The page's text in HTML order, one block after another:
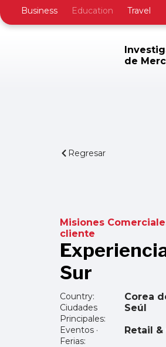
Business Education Travel
de
Regresar
Misiones
cliente
Sur
Country: Corea
Ciudades
Principales:
Seúl
Eventos ·
Ferias:
Retail